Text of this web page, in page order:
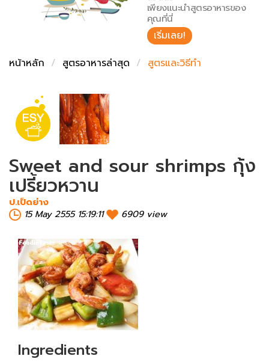
เปรียบเทียบน้ำหนักวัตถุดิบเพียงแนะนำสูตรอาหารของ
คุณที่นี่
เริ่มเลย!
หน้าหลัก
สูตรอาหารล่าสุด สูตรและวิธีทำ
Sweet and sour shrimps กุ้ง
เปรี้ยวหวาน
ป.เป็ดย่าง
15 May 2555 15:19:11
6909 view
Ingredients